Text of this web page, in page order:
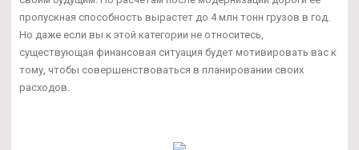
пропускная способность вырастет до 4 млн тонн грузов в год.
Но даже если вы к этой категории не относитесь,
существующая финансовая ситуация будет мотивировать вас к
тому, чтобы совершенствоваться в планировании своих
расходов.